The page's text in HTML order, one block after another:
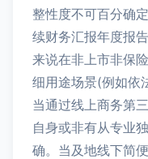
整性度不可百分确
续财务汇报年度报
来说在非上市非保
细用途场景(例如依
当通过线上商务第
自身或非有从专业
确。当及地线下简